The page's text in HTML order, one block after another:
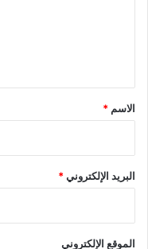
*
الاسم *
البريد الإلكتروني*
الموقع الإلكتروني